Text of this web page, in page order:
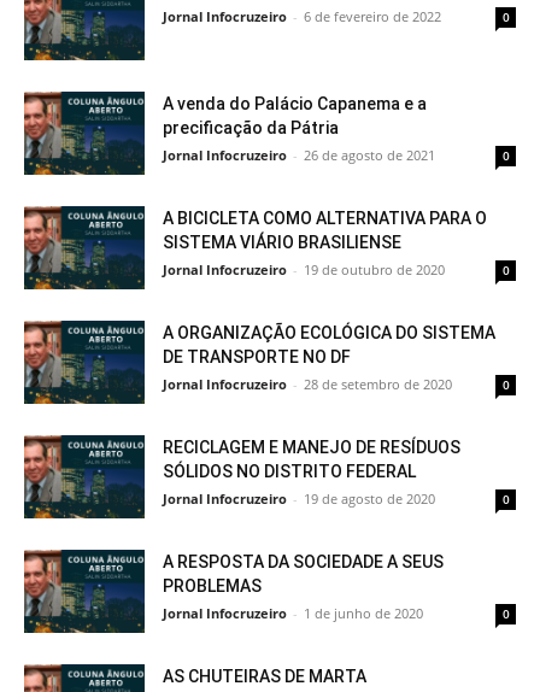
Jornal Infocruzeiro - 6 de fevereiro de 2022 0
A venda do Palácio Capanema e a
precificação da Pátria
Jornal Infocruzeiro - 26 de agosto de 2021 0
A BICICLETA COMO ALTERNATIVA PARA O
SISTEMA VIÁRIO BRASILIENSE
Jornal Infocruzeiro - 19 de outubro de 2020 0
A ORGANIZAÇÃO ECOLÓGICA DO SISTEMA
DE TRANSPORTE NO DF
Jornal Infocruzeiro - 28 de setembro de 2020 0
RECICLAGEM E MANEJO DE RESÍDUOS
SÓLIDOS NO DISTRITO FEDERAL
Jornal Infocruzeiro - 19 de agosto de 2020 0
A RESPOSTA DA SOCIEDADE A SEUS
PROBLEMAS
Jornal Infocruzeiro - 1 de junho de 2020 0
AS CHUTEIRAS DE MARTA